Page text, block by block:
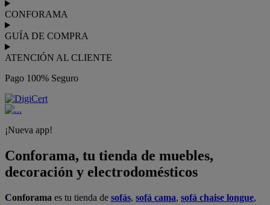
CONFORAMA
GUÍA DE COMPRA
ATENCIÓN AL CLIENTE
Pago 100% Seguro
¡Nueva app!
Conforama, tu tienda de muebles,
decoración y electrodomésticos
Conforama es tu tienda de sofás, sofá cama, sofá chaise longue,